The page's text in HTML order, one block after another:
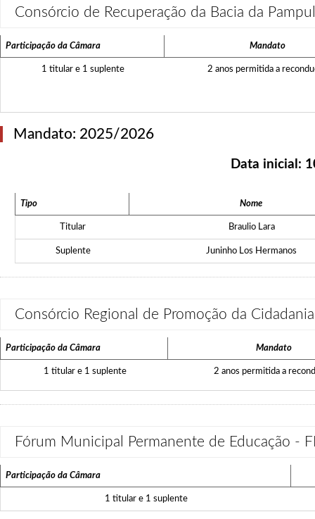
Consórcio de Recuperação da Bacia da
Participação da Câmara Mandato
1 titular e 1 suplente 2 anos permitida a
Mandato: 2025/2026
Data inicial:
Tipo Nome
Titular Braulio Lara
Suplente Juninho Los Hermanos
Consórcio Regional de Promoção da
Participação da Câmara Mandato
1 titular e 1 suplente 2 anos permitida a
Fórum Municipal Permanente de Educação -
Participação da Câmara
1 titular e 1 suplente